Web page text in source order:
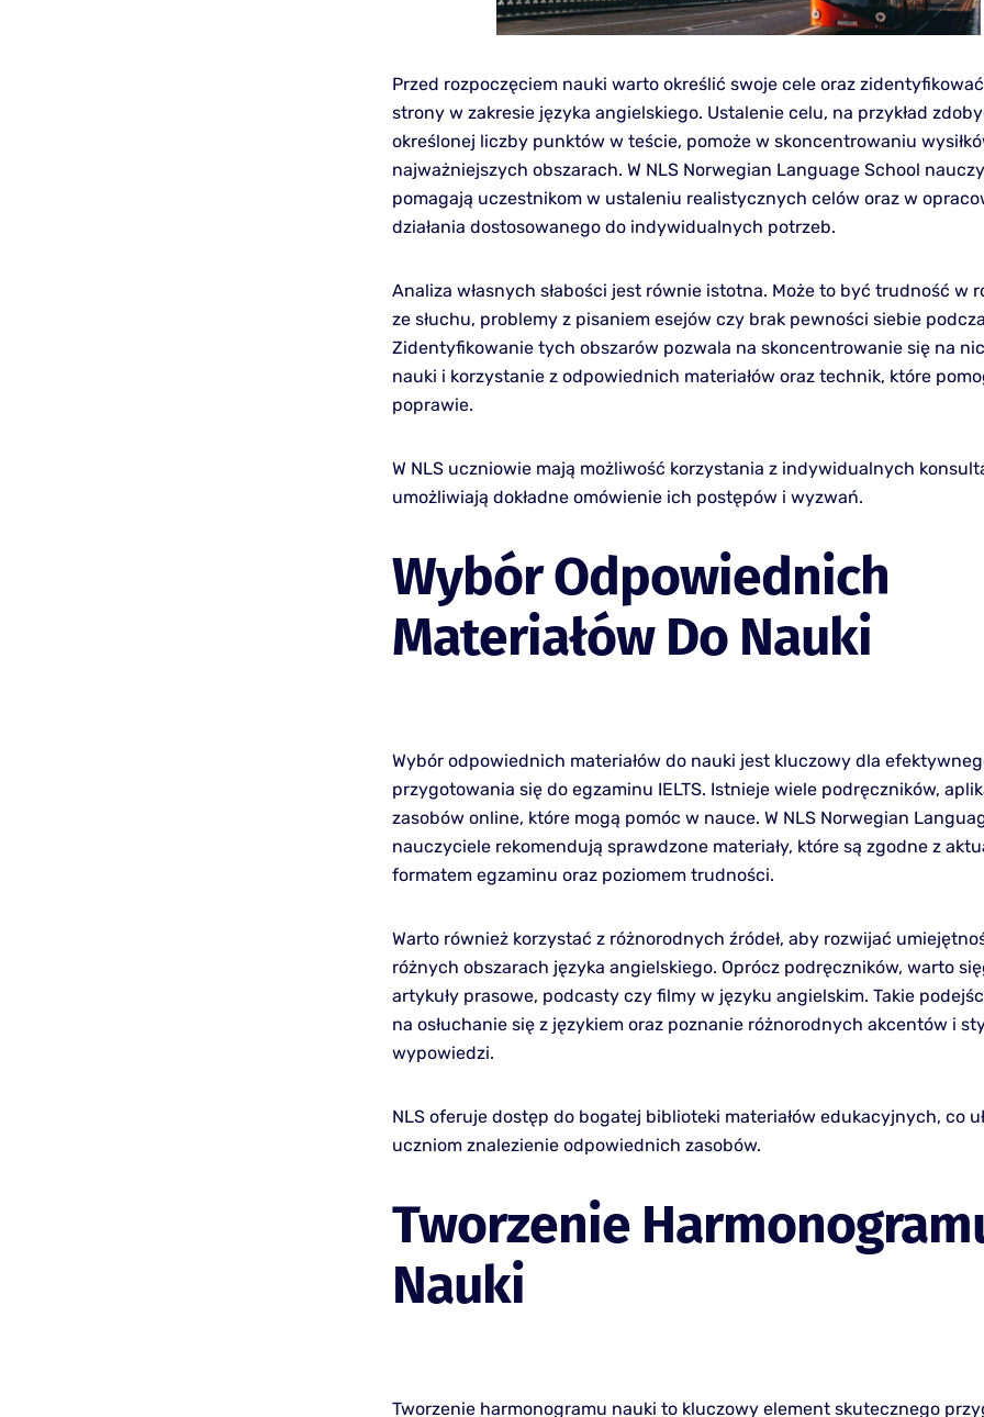
Przed rozpoczęciem nauki warto określić swoje cele oraz zidentyfikować
strony w zakresie języka angielskiego. Ustalenie celu, na przykład
określonej liczby punktów w teście, pomoże w skoncentrowaniu
najważniejszych obszarach. W NLS Norwegian Language School
pomagają uczestnikom w ustaleniu realistycznych celów oraz w
działania dostosowanego do indywidualnych potrzeb.
Analiza własnych słabości jest równie istotna. Może to być trudność w
ze słuchu, problemy z pisaniem esejów czy brak pewności siebie
Zidentyfikowanie tych obszarów pozwala na skoncentrowanie się na
nauki i korzystanie z odpowiednich materiałów oraz technik, które
poprawie.
W NLS uczniowie mają możliwość korzystania z indywidualnych
umożliwiają dokładne omówienie ich postępów i wyzwań.
Wybór Odpowiednich
Materiałów Do Nauki
Wybór odpowiednich materiałów do nauki jest kluczowy dla
przygotowania się do egzaminu IELTS. Istnieje wiele podręczników,
zasobów online, które mogą pomóc w nauce. W NLS Norwegian
nauczyciele rekomendują sprawdzone materiały, które są zgodne z
formatem egzaminu oraz poziomem trudności.
Warto również korzystać z różnorodnych źródeł, aby rozwijać
różnych obszarach języka angielskiego. Oprócz podręczników, warto
artykuły prasowe, podcasty czy filmy w języku angielskim. Takie
na osłuchanie się z językiem oraz poznanie różnorodnych akcentów i
wypowiedzi.
NLS oferuje dostęp do bogatej biblioteki materiałów edukacyjnych, co
uczniom znalezienie odpowiednich zasobów.
Tworzenie
Nauki
Tworzenie harmonogramu nauki to kluczowy element skutecznego